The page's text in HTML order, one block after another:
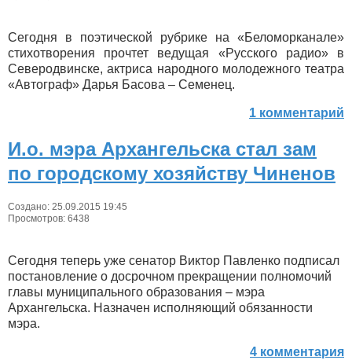
Сегодня в поэтической рубрике на «Беломорканале»
стихотворения прочтет ведущая «Русского радио» в
Северодвинске, актриса народного молодежного театра
«Автограф» Дарья Басова – Семенец.
1 комментарий
И.о. мэра Архангельска стал зам
по городскому хозяйству Чиненов
Создано: 25.09.2015 19:45
Просмотров: 6438
Сегодня теперь уже сенатор Виктор Павленко подписал
постановление о досрочном прекращении полномочий
главы муниципального образования – мэра
Архангельска. Назначен исполняющий обязанности
мэра.
4 комментария